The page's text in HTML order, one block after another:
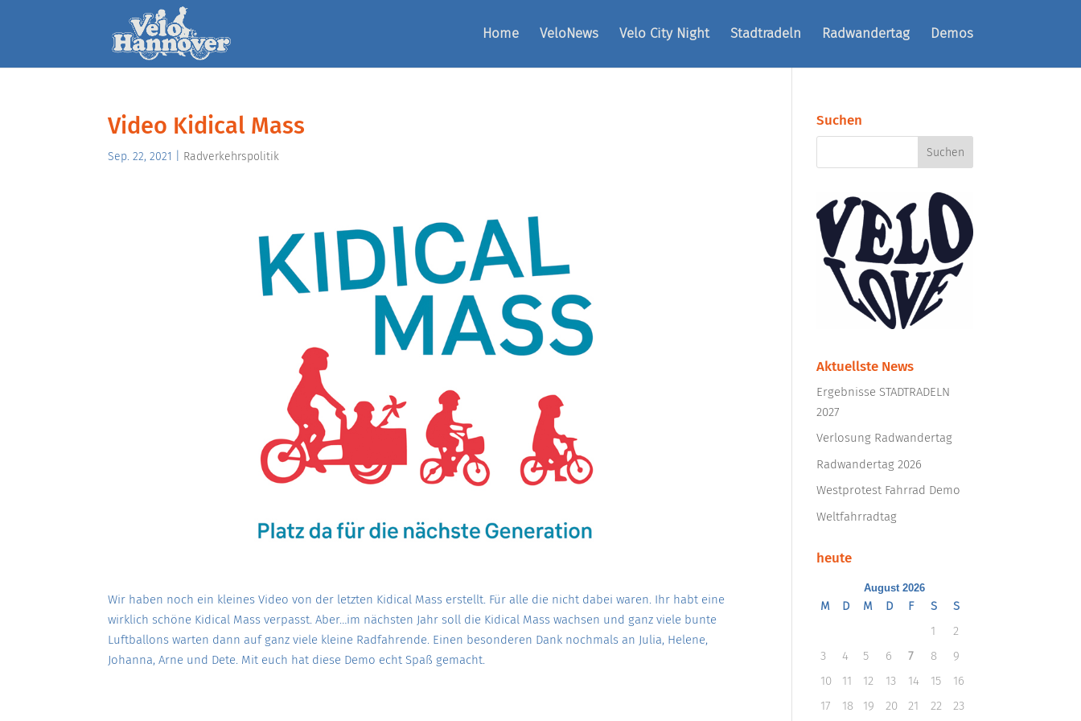
Home VeloNews Velo City Night Stadtradeln Radwandertag Demos
Video Kidical Mass
Sep. 22, 2021 Radverkehrspolitik
Wir haben noch ein kleines Video von der letzten Kidical Mass erstellt. Für alle die nicht dabei waren. Ihr habt eine
wirklich schöne Kidical Mass verpasst. Aber…im nächsten Jahr soll die Kidical Mass wachsen und ganz viele bunte
Luftballons warten dann auf ganz viele kleine Radfahrende. Einen besonderen Dank nochmals an Julia, Helene,
Johanna, Arne und Dete. Mit euch hat diese Demo echt Spaß gemacht.
Suchen
Aktuellste News
Ergebnisse STADTRADELN
2027
Verlosung Radwandertag
Radwandertag 2026
Westprotest Fahrrad Demo
Weltfahrradtag
heute
August 2026
M D M D F S
S
1
2
3
4 5 6 7 8
9
10
11 12 13 14 15
16
17
18 19 20 21 22
23